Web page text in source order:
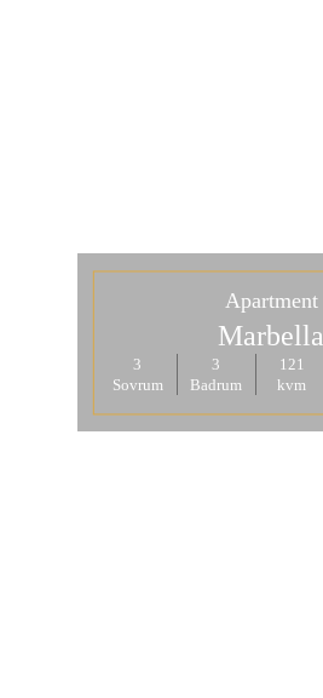
Apartment
Marbella
3
Sovrum
3
Badrum
121
kvm